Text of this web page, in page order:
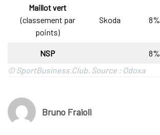
Maillot vert
(classement par
points)
Skoda 8%
NSP 8%
© SportBusiness.Club. Source : Odoxa
Bruno Fraioli